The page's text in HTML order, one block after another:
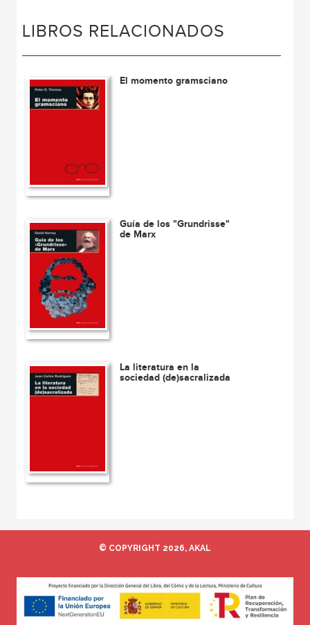
LIBROS RELACIONADOS
El momento gramsciano
Guía de los "Grundrisse"
de Marx
La literatura en la
sociedad (de)sacralizada
© COPYRIGHT 2026, AKAL